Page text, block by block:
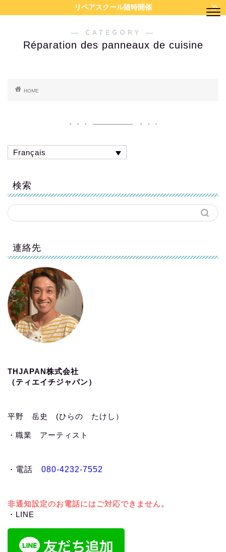
リペアスクール随時開催
― CATEGORY ―
Réparation des panneaux de cuisine
HOME
Français
検索
連絡先
THJAPAN株式会社
（ティエイチジャパン）
平野 岳史 (ひらの たけし）
・職業 アーティスト
・ 電話 080-4232-7552
非通知設定のお電話にはご対応できません。
・LINE